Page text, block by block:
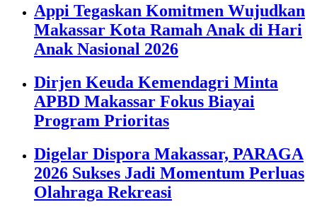
Appi Tegaskan Komitmen Wujudkan
Makassar Kota Ramah Anak di Hari
Anak Nasional 2026
Dirjen Keuda Kemendagri Minta
APBD Makassar Fokus Biayai
Program Prioritas
Digelar Dispora Makassar, PARAGA
2026 Sukses Jadi Momentum Perluas
Olahraga Rekreasi